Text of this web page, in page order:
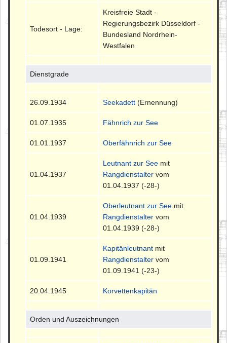
Todesort - Lage:
Kreisfreie Stadt -
Regierungsbezirk Düsseldorf -
Bundesland Nordrhein-
Westfalen
Dienstgrade
26.09.1934 Seekadett (Ernennung)
01.07.1935 Fähnrich zur See
01.01.1937 Oberfähnrich zur See
01.04.1937
Leutnant zur See mit
Rangdienstalter vom
01.04.1937 (-28-)
01.04.1939
Oberleutnant zur See mit
Rangdienstalter vom
01.04.1939 (-28-)
01.09.1941
Kapitänleutnant mit
Rangdienstalter vom
01.09.1941 (-23-)
20.04.1945 Korvettenkapitän
Orden und Auszeichnungen